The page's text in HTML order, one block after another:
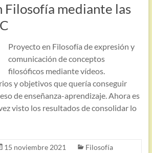
Filosofía mediante las
Proyecto en Filosofía de expresión y
comunicación de conceptos
filosóficos mediante vídeos.
y objetivos que quería conseguir
de enseñanza-aprendizaje. Ahora es
visto los resultados de consolidar lo
15 noviembre 2021
Filosofía